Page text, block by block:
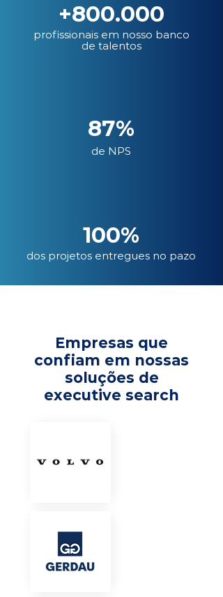
+800.000
profissionais em nosso banco
de talentos
87%
de NPS
100%
dos projetos entregues no pazo
Empresas que
confiam em nossas
soluções de
executive search